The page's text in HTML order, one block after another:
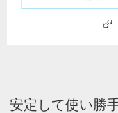
安定して使い勝